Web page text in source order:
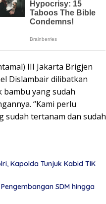
III Jakarta Brigjen
Dislambair dilibatkan
yang sudah
“Kami perlu
sudah tertanam dan sudah
Kapolda Tunjuk Kabid TIK
SDM hingga